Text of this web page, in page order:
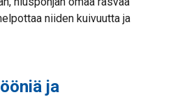
niiden kuivuutta ja
ja